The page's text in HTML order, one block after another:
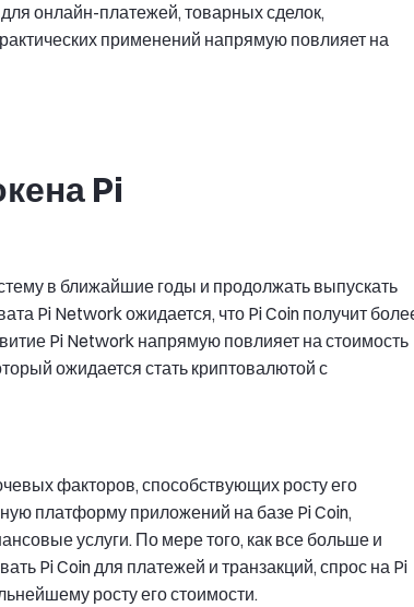
онлайн-платежей, товарных сделок,
применений напрямую повлияет на
Pi
в ближайшие годы и продолжать выпускать
Pi Network ожидается, что Pi Coin получит
Pi Network напрямую повлияет на стоимость
ожидается стать криптовалютой с
факторов, способствующих росту его
платформу приложений на базе Pi Coin,
услуги. По мере того, как все больше и
Pi Coin для платежей и транзакций, спрос на Pi
росту его стоимости.